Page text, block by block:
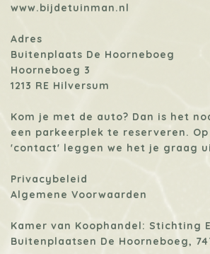
www.bijdetuinman.nl
Adres
Buitenplaats De Hoorneboeg
Hoorneboeg 3
1213 RE Hilversum
Kom je met de auto? Dan is het
een parkeerplek te reserveren.
'contact' leggen we het je graag
Privacybeleid
Algemene Voorwaarden
Kamer van Koophandel: Stichting
Buitenplaatsen De Hoorneboeg,